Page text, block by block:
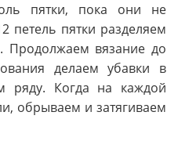
пятки, пока они не
петель пятки разделяем
вязание до
делаем убавки в
ряду. Когда на каждой
обрываем и затягиваем